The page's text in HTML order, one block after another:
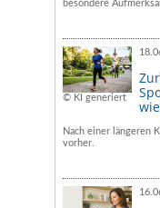
besondere
© KI generiert
Nach einer längeren
vorher.